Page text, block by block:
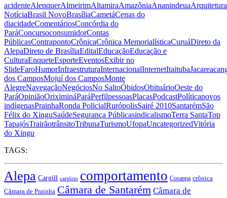
acidenteAlenquerAlmeirimAltamiraAmazôniaAnanindeuaArquitetura
NotíciaBrasil NovoBrasíliaCametáCenas do
diacidadeComentáriosConcórdia do
ParáConcursoconsumidorContas
PúblicasContrapontoCrônicaCrônica MemorialísticaCuruáDireto da
AlepaDireto de BrasíliaEditalEducaçãoEducação e
CulturaEnqueteEsporteEventosExibir no
SlideFaroHumorInfraestruturaInternacionalInternetItaituba
dos CamposMojuí dos CamposMonte
AlegreNavegaçãoNegóciosNo SaltoÓbidosObituárioOeste do
ParáOpiniãoOriximináParáPerfilpessoasPlacasPodcastPolíticapovos
indígenasPrainhaRonda PolicialRurópolisSairé 2010SantarémSão
Félix do XinguSaúdeSegurança PúblicasindicalismoTerra SantaTop
TapajósTrairãotrânsitoTribunaTurismoUfopaUncategorizedVitória
do Xingu
TAGS:
Alepa Cargill cartório comportamento Cosanpa crônica
Câmara de Prainha Câmara de Santarém Câmara de